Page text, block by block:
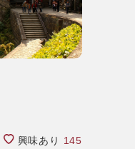
興味あり 145